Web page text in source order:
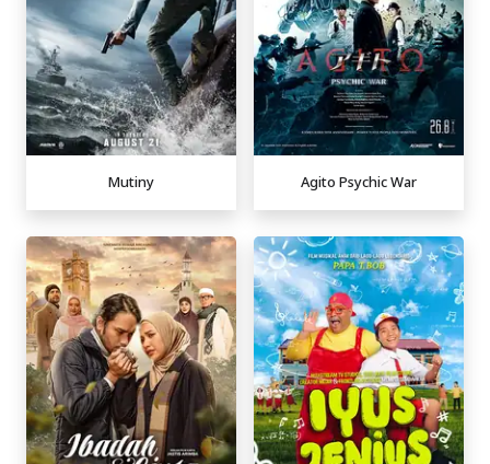
Mutiny Agito Psychic War